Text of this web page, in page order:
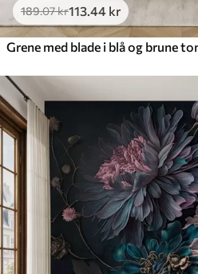
189.07kr113 .44 kr